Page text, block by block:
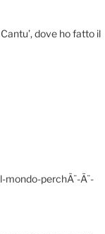
dove ho fatto il
perchÃ¨-Ã¨-